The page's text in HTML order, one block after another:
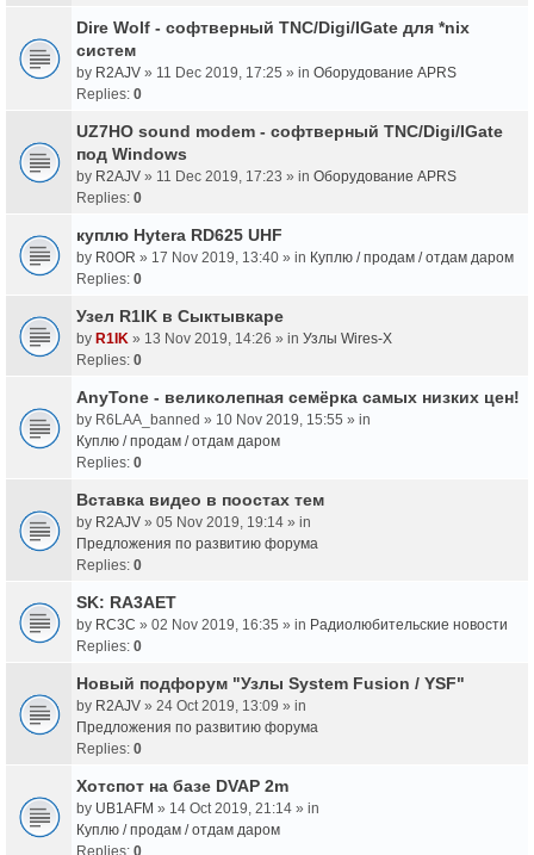
Dire Wolf - cофтверный TNC/Digi/IGate для *nix
систем
by R2AJV » 11 Dec 2019, 17:25 » in Оборудование APRS
Replies: 0
UZ7HO sound modem - cофтверный TNC/Digi/IGate
под Windows
by R2AJV » 11 Dec 2019, 17:23 » in Оборудование APRS
Replies: 0
куплю Hytera RD625 UHF
by R0OR » 17 Nov 2019, 13:40 » in Куплю / продам / отдам даром
Replies: 0
Узел R1IK в Сыктывкаре
by R1IK » 13 Nov 2019, 14:26 » in Узлы Wires-X
Replies: 0
AnyTone - великолепная семёрка самых низких цен!
by R6LAA_banned » 10 Nov 2019, 15:55 » in
Куплю / продам / отдам даром
Replies: 0
Вставка видео в поостах тем
by R2AJV » 05 Nov 2019, 19:14 » in
Предложения по развитию форума
Replies: 0
SK: RA3AET
by RC3C » 02 Nov 2019, 16:35 » in Радиолюбительские новости
Replies: 0
Новый подфорум "Узлы System Fusion / YSF"
by R2AJV » 24 Oct 2019, 13:09 » in
Предложения по развитию форума
Replies: 0
Хотспот на базе DVAP 2m
by UB1AFM » 14 Oct 2019, 21:14 » in
Куплю / продам / отдам даром
Replies: 0